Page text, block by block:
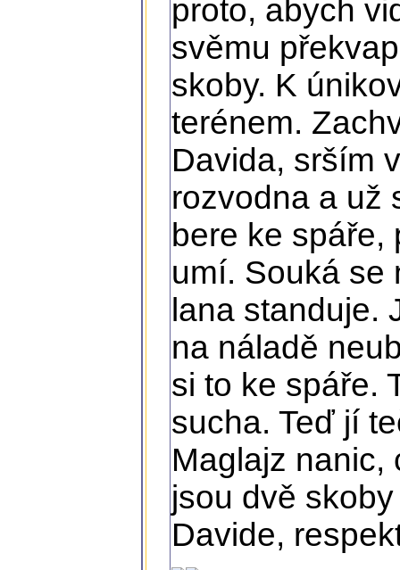
proto, abych
svěmu
skoby. K
terénem.
Davida, srším
rozvodna a už
bere ke spáře,
umí. Souká se
lana standuje.
na náladě
si to ke spáře.
sucha. Teď jí
Maglajz nanic,
jsou dvě
Davide,